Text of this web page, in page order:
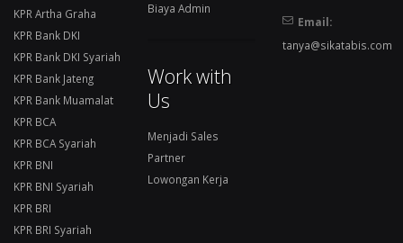
KPR Artha Graha
KPR Bank DKI
KPR Bank DKI Syariah
KPR Bank Jateng
KPR Bank Muamalat
KPR BCA
KPR BCA Syariah
KPR BNI
KPR BNI Syariah
KPR BRI
KPR BRI Syariah
Biaya Admin
Work with
Us
Menjadi Sales
Partner
Lowongan Kerja
Email:
tanya@sikatabis.com